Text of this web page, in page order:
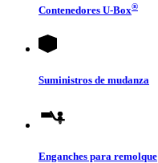
Contenedores U-Box®
Suministros de mudanza
Enganches para remolque